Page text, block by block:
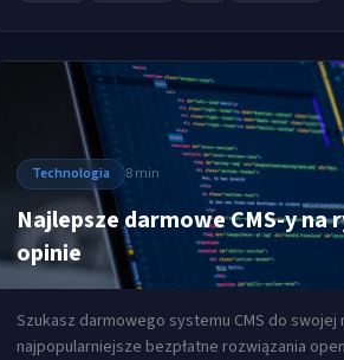
Technologia 8 min
Najlepsze darmowe CMS-y
opinie
Szukasz darmowego systemu CMS do
najpopularniejsze bezpłatne rozwiązania